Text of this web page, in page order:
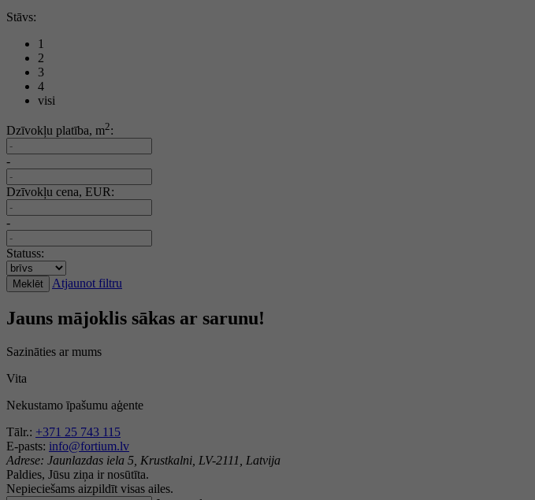
Stāvs:
1
2
3
4
visi
Dzīvokļu platība, m2:
-
Dzīvokļu cena, EUR:
-
Statuss:
Meklēt Atjaunot filtru
Jauns mājoklis sākas ar sarunu!
Sazināties ar mums
Vita
Nekustamo īpašumu aģente
Tālr.: +371 25 743 115
E-pasts: info@fortium.lv
Adrese: Jaunlazdas iela 5, Krustkalni, LV-2111, Latvija
Paldies, Jūsu ziņa ir nosūtīta.
Nepieciešams aizpildīt visas ailes.